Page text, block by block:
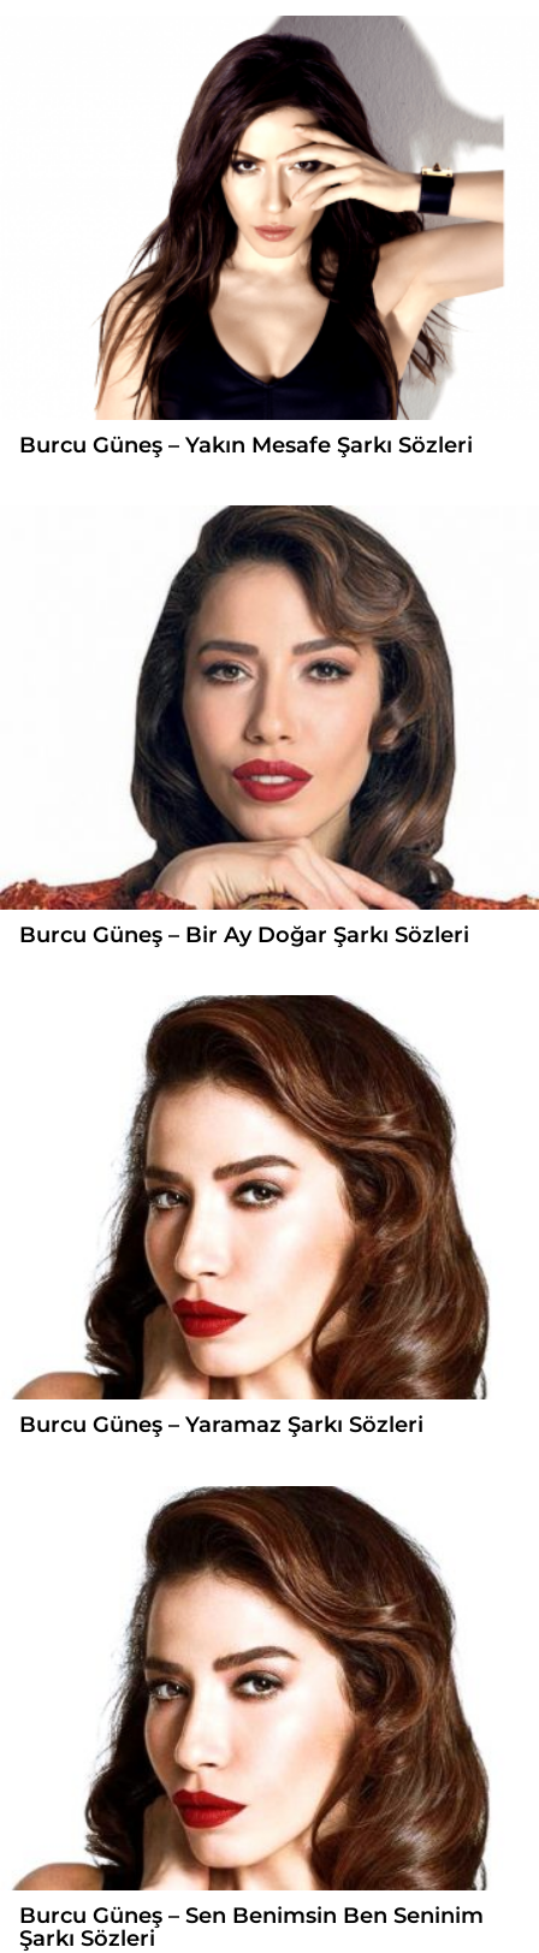
Burcu Güneş – Yakın Mesafe Şarkı Sözleri
Burcu Güneş – Bir Ay Doğar Şarkı Sözleri
Burcu Güneş – Yaramaz Şarkı Sözleri
Burcu Güneş – Sen Benimsin Ben Seninim
Şarkı Sözleri